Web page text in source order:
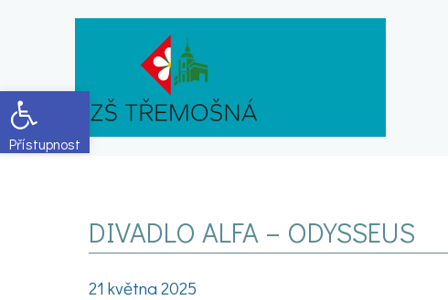
Open toolbar
DIVADLO ALFA – ODYSSEUS
21 května 2025